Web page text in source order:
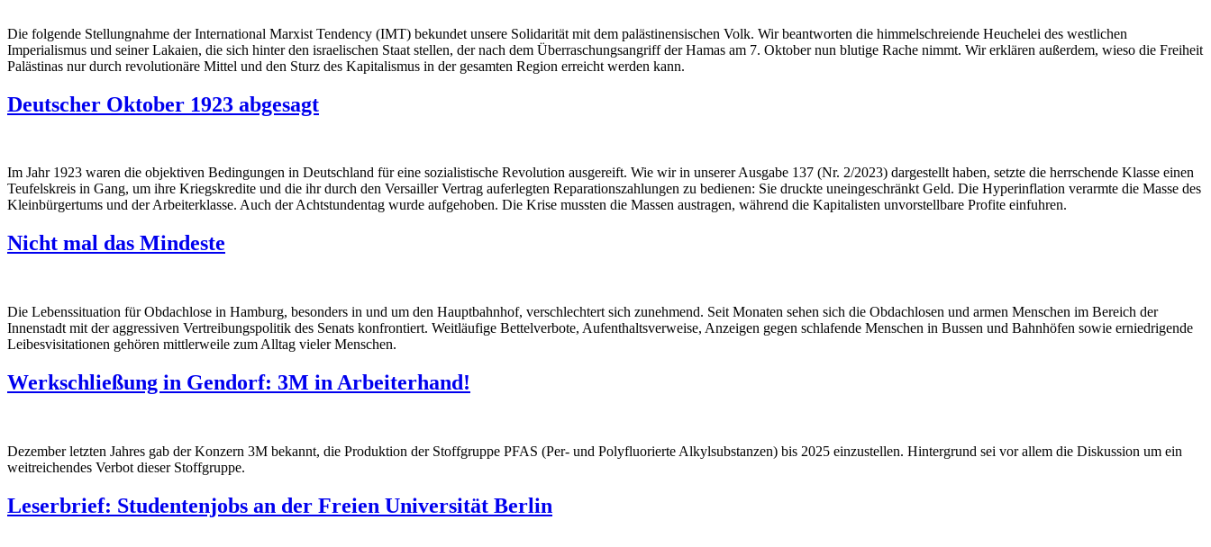
Die folgende Stellungnahme der International Marxist Tendency (IMT) bekundet unsere Solidarität mit dem palästinensischen Volk. Wir beantworten die himmelschreiende Heuchelei des westlichen
Imperialismus und seiner Lakaien, die sich hinter den israelischen Staat stellen, der nach dem Überraschungsangriff der Hamas am 7. Oktober nun blutige Rache nimmt. Wir erklären außerdem, wieso die Freiheit
Palästinas nur durch revolutionäre Mittel und den Sturz des Kapitalismus in der gesamten Region erreicht werden kann.
Deutscher Oktober 1923 abgesagt
Im Jahr 1923 waren die objektiven Bedingungen in Deutschland für eine sozialistische Revolution ausgereift. Wie wir in unserer Ausgabe 137 (Nr. 2/2023) dargestellt haben, setzte die herrschende Klasse einen
Teufelskreis in Gang, um ihre Kriegskredite und die ihr durch den Versailler Vertrag auferlegten Reparationszahlungen zu bedienen: Sie druckte uneingeschränkt Geld. Die Hyperinflation verarmte die Masse des
Kleinbürgertums und der Arbeiterklasse. Auch der Achtstundentag wurde aufgehoben. Die Krise mussten die Massen austragen, während die Kapitalisten unvorstellbare Profite einfuhren.
Nicht mal das Mindeste
Die Lebenssituation für Obdachlose in Hamburg, besonders in und um den Hauptbahnhof, verschlechtert sich zunehmend. Seit Monaten sehen sich die Obdachlosen und armen Menschen im Bereich der
Innenstadt mit der aggressiven Vertreibungspolitik des Senats konfrontiert. Weitläufige Bettelverbote, Aufenthaltsverweise, Anzeigen gegen schlafende Menschen in Bussen und Bahnhöfen sowie erniedrigende
Leibesvisitationen gehören mittlerweile zum Alltag vieler Menschen.
Werkschließung in Gendorf: 3M in Arbeiterhand!
Dezember letzten Jahres gab der Konzern 3M bekannt, die Produktion der Stoffgruppe PFAS (Per- und Polyfluorierte Alkylsubstanzen) bis 2025 einzustellen. Hintergrund sei vor allem die Diskussion um ein
weitreichendes Verbot dieser Stoffgruppe.
Leserbrief: Studentenjobs an der Freien Universität Berlin